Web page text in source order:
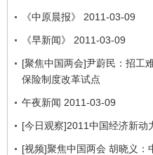
《中原晨报》 2011-03-09
《早新闻》 2011-03-09
[聚焦中国两会]尹蔚民：招工
保险制度改革试点
午夜新闻 2011-03-09
[今日观察]2011中国经济新
[视频]聚焦中国两会 胡晓义